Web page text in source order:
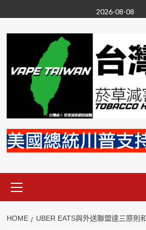
to
content
2026-08-08
Menu
HOME UBER EATS與外送聯盟達三原則